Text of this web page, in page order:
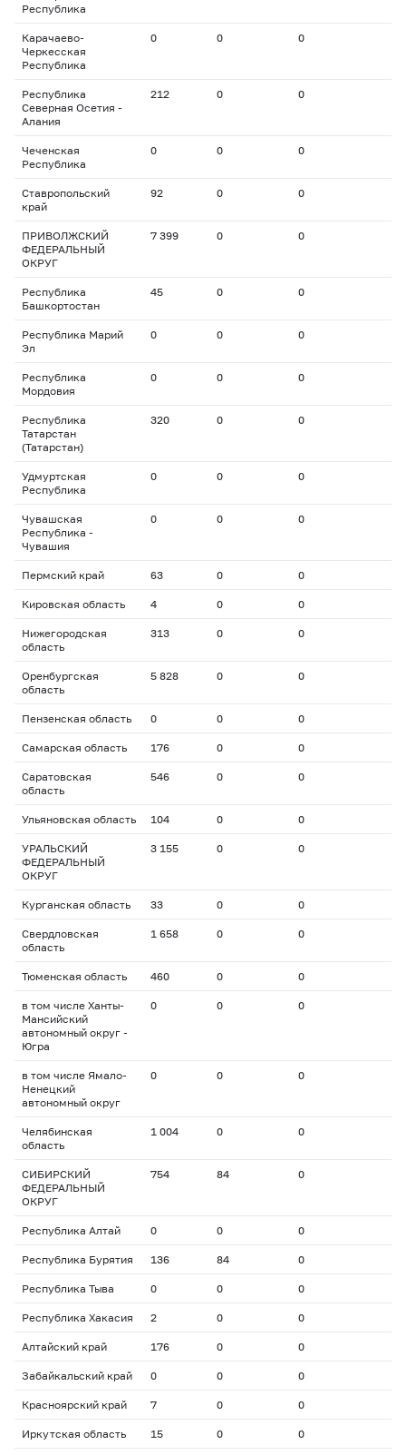
Республика
Карачаево-
Черкесская
Республика
0 0 0
Республика
Северная Осетия -
Алания
212 0 0
Чеченская
Республика
0 0 0
Ставропольский
край
92 0 0
ПРИВОЛЖСКИЙ
ФЕДЕРАЛЬНЫЙ
ОКРУГ
7 399 0 0
Республика
Башкортостан
45 0 0
Республика Марий
Эл
0 0 0
Республика
Мордовия
0 0 0
Республика
Татарстан
(Татарстан)
320 0 0
Удмуртская
Республика
0 0 0
Чувашская
Республика -
Чувашия
0 0 0
Пермский край 63 0 0
Кировская область 4 0 0
Нижегородская
область
313 0 0
Оренбургская
область
5 828 0 0
Пензенская область 0 0 0
Самарская область 176 0 0
Саратовская
область
546 0 0
Ульяновская область 104 0 0
УРАЛЬСКИЙ
ФЕДЕРАЛЬНЫЙ
ОКРУГ
3 155 0 0
Курганская область 33 0 0
Свердловская
область
1 658 0 0
Тюменская область 460 0 0
в том числе Ханты-
Мансийский
автономный округ -
Югра
0 0 0
в том числе Ямало-
Ненецкий
автономный округ
0 0 0
Челябинская
область
1 004 0 0
СИБИРСКИЙ
ФЕДЕРАЛЬНЫЙ
ОКРУГ
754 84 0
Республика Алтай 0 0 0
Республика Бурятия 136 84 0
Республика Тыва 0 0 0
Республика Хакасия 2 0 0
Алтайский край 176 0 0
Забайкальский край 0 0 0
Красноярский край 7 0 0
Иркутская область 15 0 0